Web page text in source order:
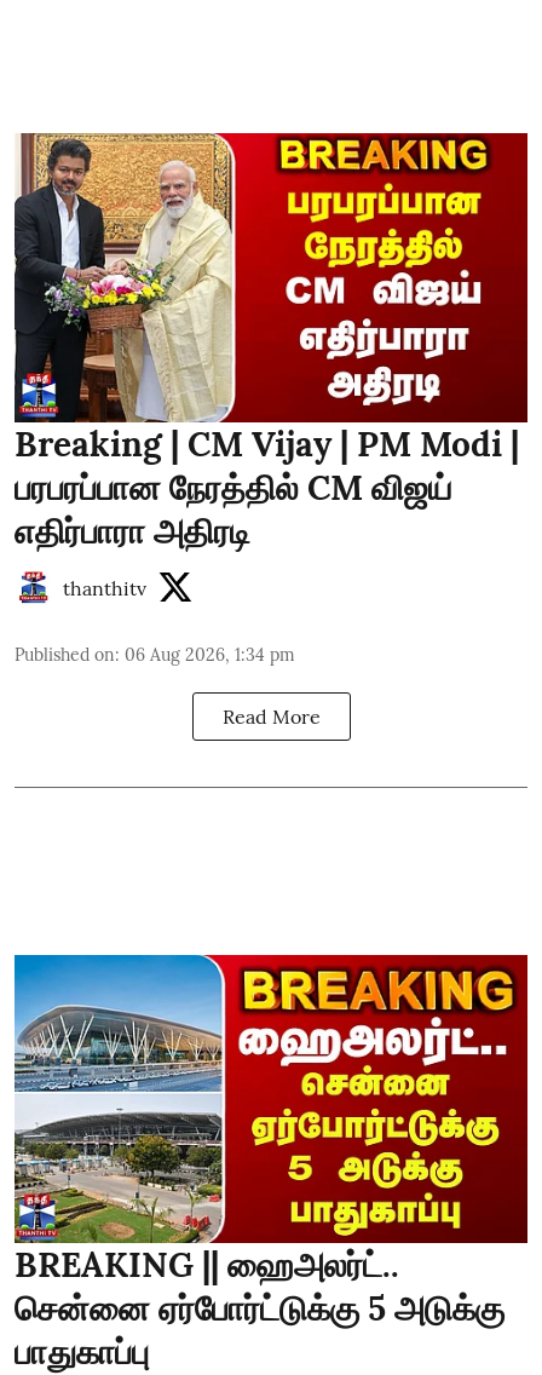
Breaking | CM Vijay | PM Modi |
பரபரப்பான நேரத்தில் CM விஜய்
எதிர்பாரா அதிரடி
thanthitv
Published on: 06 Aug 2026, 1:34 pm
Read More
BREAKING || ஹைஅலர்ட்..
சென்னை ஏர்போர்ட்டுக்கு 5 அடுக்கு
பாதுகாப்பு